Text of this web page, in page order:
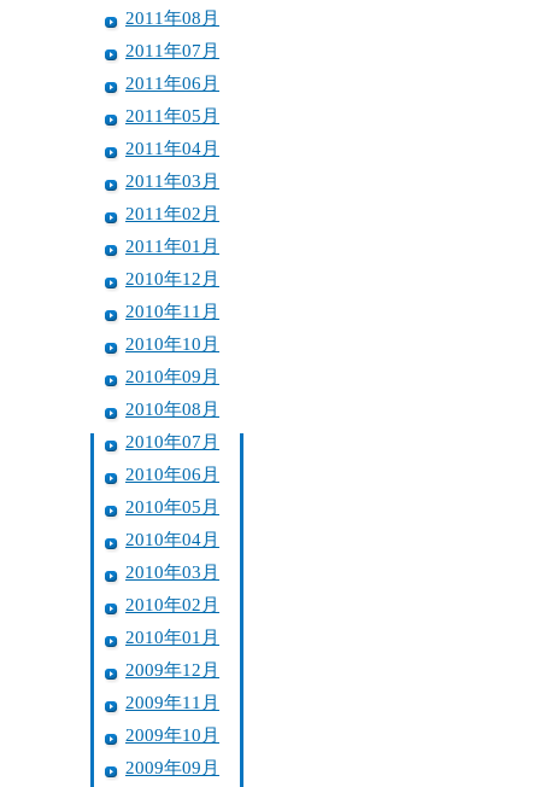
2011年08月
2011年07月
2011年06月
2011年05月
2011年04月
2011年03月
2011年02月
2011年01月
2010年12月
2010年11月
2010年10月
2010年09月
2010年08月
2010年07月
2010年06月
2010年05月
2010年04月
2010年03月
2010年02月
2010年01月
2009年12月
2009年11月
2009年10月
2009年09月